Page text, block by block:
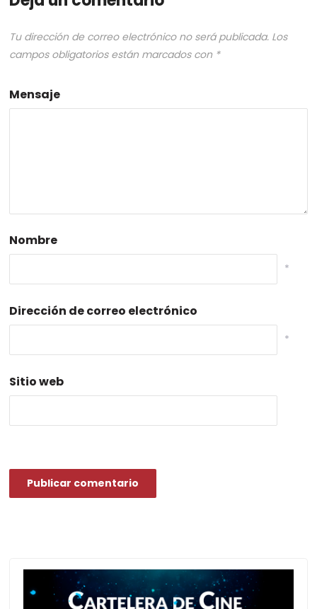
Tu dirección de correo electrónico no será publicada. Los
campos obligatorios están marcados con *
Mensaje
Nombre
*
Dirección de correo electrónico
*
Sitio web